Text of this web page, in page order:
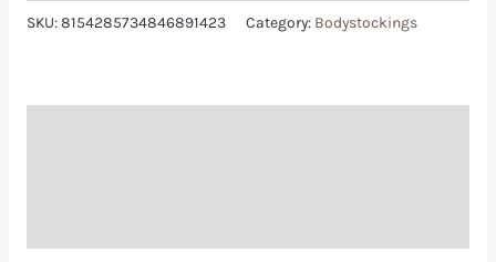
SKU:8154285734846891423 Category: Bodystockings